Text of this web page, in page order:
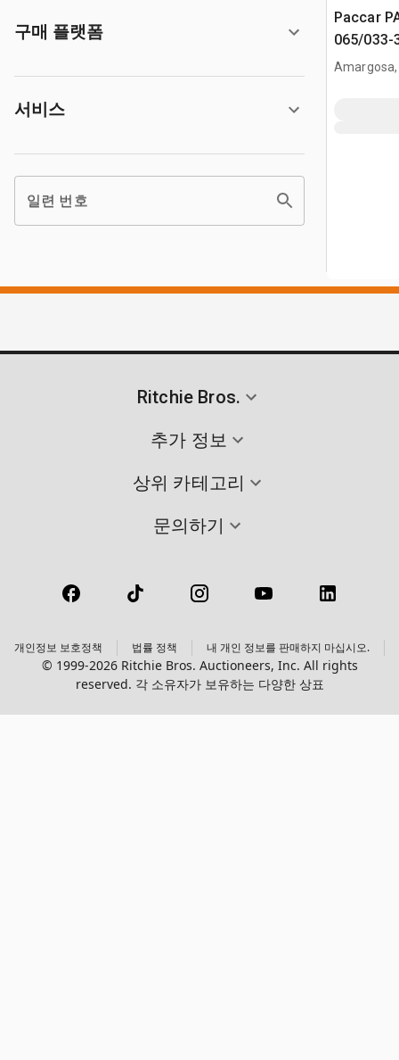
구매 플랫폼
서비스
일련 번호
Paccar
065/033-
Winch
Amargosa,
Ritchie Bros.
추가 정보
상위 카테고리
문의하기
개인정보 보호정책 법률 정책 내 개인 정보를 판매하지 마십시오.
© 1999-2026 Ritchie Bros. Auctioneers, Inc. All rights
reserved. 각 소유자가 보유하는 다양한 상표